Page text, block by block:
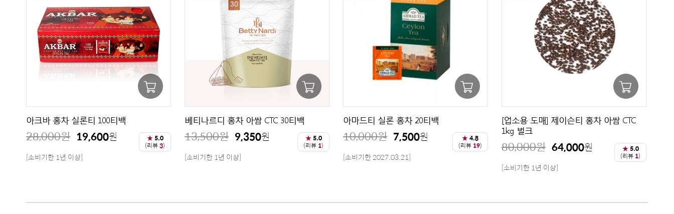
아크바 홍차 실론티 100티백
28,000원 19,600원
[소비기한 1년 이상]
★5.0
(리뷰3)
베티나르디 홍차 아쌈 CTC 30티백
13,500원 9,350원
[소비기한 1년 이상]
★5.0
(리뷰 1)
아마드티 실론 홍차 20티백
10,000원 7,500원
[소비기한 2027.03.21]
★4.8
(리뷰 19)
[업소용 도매] 제이슨티 홍차 아쌈 CTC
1kg 벌크
80,000원 64,000원
[소비기한 1년 이상]
★5.0
(리뷰 1)